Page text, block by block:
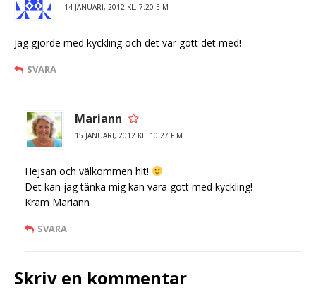
14 JANUARI, 2012 KL. 7:20 E M
Jag gjorde med kyckling och det var gott det med!
SVARA
Mariann
15 JANUARI, 2012 KL. 10:27 F M
Hejsan och välkommen hit!
Det kan jag tänka mig kan vara gott med kyckling!
Kram Mariann
SVARA
Skriv en kommentar